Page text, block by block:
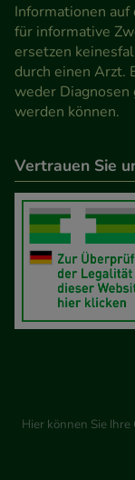
Informationen
für informative
ersetzen
durch einen Arzt.
weder
werden können.
Vertrauen Sie
Hier können Sie